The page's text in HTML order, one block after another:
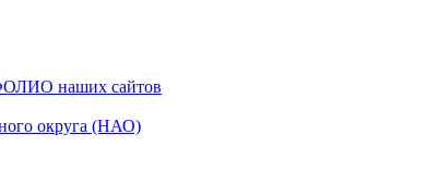
наших сайтов
округа (НАО)